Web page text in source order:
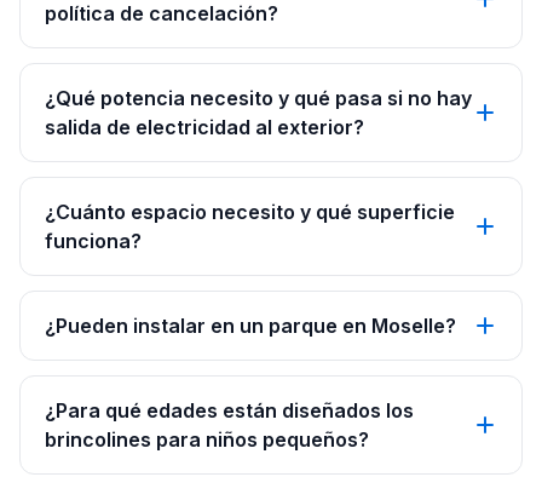
política de cancelación?
¿Qué potencia necesito y qué pasa si no hay
salida de electricidad al exterior?
¿Cuánto espacio necesito y qué superficie
funciona?
¿Pueden instalar en un parque en Moselle?
¿Para qué edades están diseñados los
brincolines para niños pequeños?